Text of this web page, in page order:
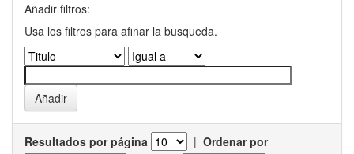
Añadir filtros:
Usa los filtros para afinar la busqueda.
Resultados por página | Ordenar por